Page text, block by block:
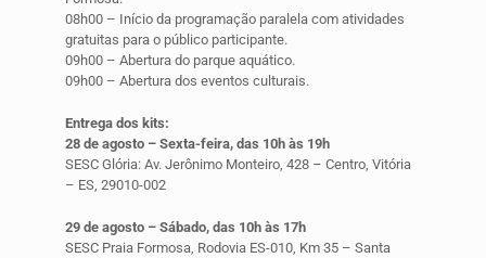
08h00 – Início da programação paralela com atividades
gratuitas para o público participante.
09h00 – Abertura do parque aquático.
09h00 – Abertura dos eventos culturais.
Entrega dos kits:
28 de agosto – Sexta-feira, das 10h às 19h
SESC Glória: Av. Jerônimo Monteiro, 428 – Centro, Vitória
– ES, 29010-002
29 de agosto – Sábado, das 10h às 17h
SESC Praia Formosa, Rodovia ES-010, Km 35 – Santa